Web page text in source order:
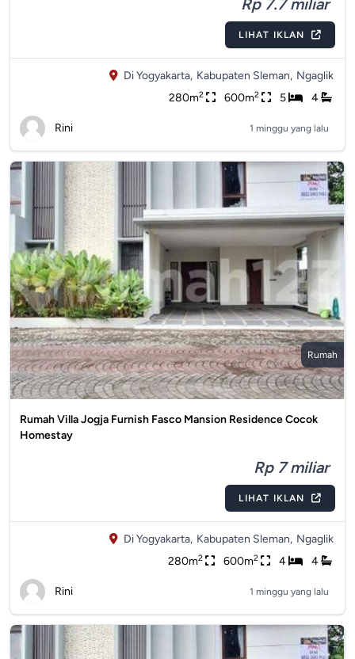
Rp 7.7 miliar
LIHAT IKLAN
Di Yogyakarta, Kabupaten Sleman, Ngaglik
280m2 600m2 5 4
Rini 1 minggu yang lalu
Rumah
Rumah Villa Jogja Furnish Fasco Mansion Residence Cocok
Homestay
Rp 7 miliar
LIHAT IKLAN
Di Yogyakarta, Kabupaten Sleman, Ngaglik
280m2 600m2 4 4
Rini 1 minggu yang lalu